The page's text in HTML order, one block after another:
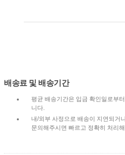
배송료 및 배송기간
평균 배송기간은 입금 확인일로부
니다.
내/외부 사정으로 배송이 지연되거
문의해주시면 빠르고 정확히 처리